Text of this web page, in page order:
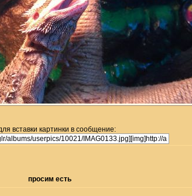
вставки картинки в сообщение:
просим есть